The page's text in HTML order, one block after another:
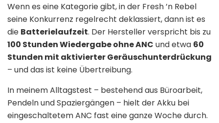
Wenn es eine Kategorie gibt, in der Fresh ’n Rebel
seine Konkurrenz regelrecht deklassiert, dann ist es
die Batterielaufzeit. Der Hersteller verspricht bis zu
100 Stunden Wiedergabe ohne ANC und etwa 60
Stunden mit aktivierter Geräuschunterdrückung
– und das ist keine Übertreibung.
In meinem Alltagstest – bestehend aus Büroarbeit,
Pendeln und Spaziergängen – hielt der Akku bei
eingeschaltetem ANC fast eine ganze Woche durch.